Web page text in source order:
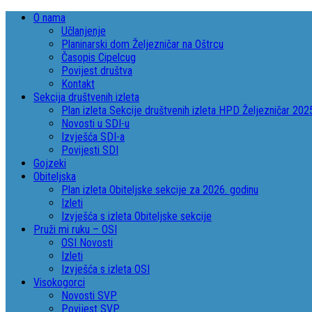
O nama
Učlanjenje
Planinarski dom Željezničar na Oštrcu
Časopis Cipelcug
Povijest društva
Kontakt
Sekcija društvenih izleta
Plan izleta Sekcije društvenih izleta HPD Željezničar
Novosti u SDI-u
Izvješća SDI-a
Povijesti SDI
Gojzeki
Obiteljska
Plan izleta Obiteljske sekcije za 2026. godinu
Izleti
Izvješća s izleta Obiteljske sekcije
Pruži mi ruku – OSI
OSI Novosti
Izleti
Izvješća s izleta OSI
Visokogorci
Novosti SVP
Povijest SVP